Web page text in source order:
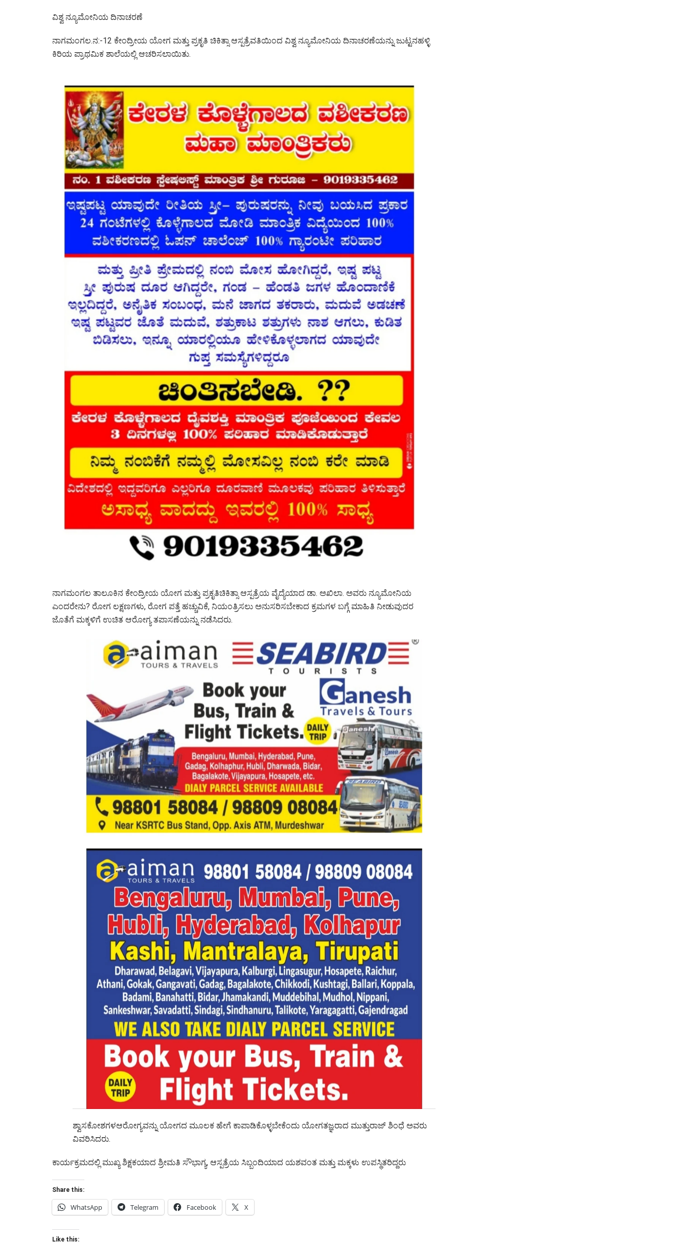
ವಿಶ್ವ ನ್ಯೂಮೋನಿಯ ದಿನಾಚರಣೆ
ನಾಗಮಂಗಲ.ನ:-12 ಕೇಂದ್ರೀಯ ಯೋಗ ಮತ್ತು ಪ್ರಕೃತಿ ಚಿಕಿತ್ಸಾ ಆಸ್ಪತ್ರೆವತಿಯಿಂದ ವಿಶ್ವ ನ್ಯೂಮೋನಿಯ ದಿನಾಚರಣೆಯನ್ನು ಜುಟ್ಟನಹಳ್ಳಿ
ಕಿರಿಯ ಪ್ರಾಥಮಿಕ ಶಾಲೆಯಲ್ಲಿ ಆಚರಿಸಲಾಯಿತು.
ನಾಗಮಂಗಲ ತಾಲೂಕಿನ ಕೇಂದ್ರೀಯ ಯೋಗ ಮತ್ತು ಪ್ರಕೃತಿಚಿಕಿತ್ಸಾ ಆಸ್ಪತ್ರೆಯ ವೈದ್ಯೆಯಾದ ಡಾ. ಅಖಿಲಾ. ಅವರು ನ್ಯೂಮೋನಿಯ
ಎಂದರೇನು? ರೋಗ ಲಕ್ಷಣಗಳು, ರೋಗ ಪತ್ತೆ ಹಚ್ಚುವಿಕೆ, ನಿಯಂತ್ರಿಸಲು ಅನುಸರಿಸಬೇಕಾದ ಕ್ರಮಗಳ ಬಗ್ಗೆ ಮಾಹಿತಿ ನೀಡುವುದರ
ಜೊತೆಗೆ ಮಕ್ಕಳಿಗೆ ಉಚಿತ ಆರೋಗ್ಯ ತಪಾಸಣೆಯನ್ನು ನಡೆಸಿದರು.
ಶ್ವಾಸಕೋಶಗಳಆರೋಗ್ಯವನ್ನು ಯೋಗದ ಮೂಲಕ ಹೇಗೆ ಕಾಪಾಡಿಕೊಳ್ಳಬೇಕೆಂದು ಯೋಗತಜ್ಞರಾದ ಮುತ್ತುರಾಜ್ ಶಿಂಧೆ ಅವರು
ವಿವರಿಸಿದರು.
ಕಾರ್ಯಕ್ರಮದಲ್ಲಿ ಮುಖ್ಯ ಶಿಕ್ಷಕಯಾದ ಶ್ರೀಮತಿ ಸೌಭಾಗ್ಯ, ಆಸ್ಪತ್ರೆಯ ಸಿಬ್ಬಂದಿಯಾದ ಯಶವಂತ ಮತ್ತು ಮಕ್ಕಳು ಉಪಸ್ಥಿತರಿದ್ದರು
Share this:
WhatsApp Telegram Facebook X
Like this: